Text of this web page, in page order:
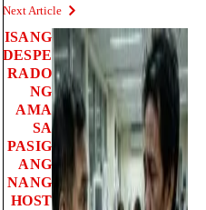
Next Article
ISANG
DESPE
RADO
NG
AMA
SA
PASIG
ANG
NANG
HOST